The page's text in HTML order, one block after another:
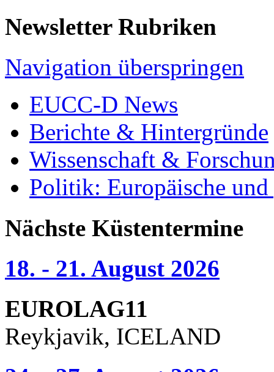
Newsletter Rubriken
Navigation überspringen
EUCC-D News
Berichte & Hintergründe
Wissenschaft &
Politik: Europäische
Nächste Küstentermine
18. - 21. August 2026
EUROLAG11
Reykjavik, ICELAND